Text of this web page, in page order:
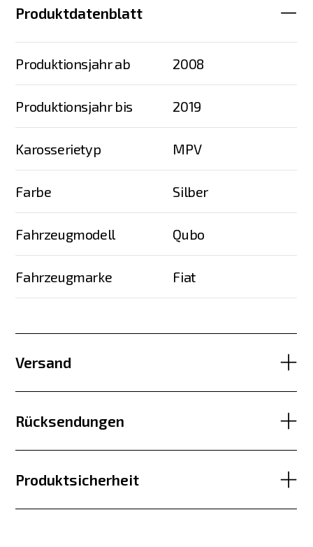
Produktdatenblatt
Produktionsjahr ab 2008
Produktionsjahr bis 2019
Karosserietyp MPV
Farbe Silber
Fahrzeugmodell Qubo
Fahrzeugmarke Fiat
Versand
Rücksendungen
Produktsicherheit